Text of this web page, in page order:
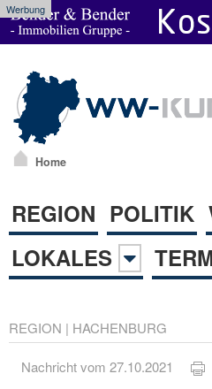
Werbung
Home
REGION POLITIK
LOKALES
REGION | HACHENBURG
Nachricht vom 27.10.2021